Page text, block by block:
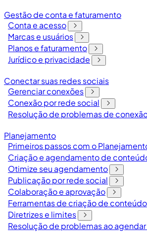
Gestão de conta e faturamento
Conta e acesso
Marcas e usuários
Planos e faturamento
Jurídico e privacidade
Conectar suas redes sociais
Gerenciar conexões
Conexão por rede social
Resolução de problemas de
Planejamento
Primeiros passos com o
Criação e agendamento de
Otimize seu agendamento
Publicação por rede social
Colaboração e aprovação
Ferramentas de criação de conteúdo
Diretrizes e limites
Resolução de problemas ao